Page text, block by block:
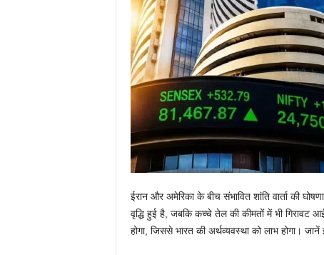
ईरान और अमेरिका के बीच संभावित शांति वार्ता की
वृद्धि हुई है, जबकि कच्चे तेल की कीमतों में भी गिरावट
होगा, जिससे भारत की अर्थव्यवस्था को लाभ होगा।